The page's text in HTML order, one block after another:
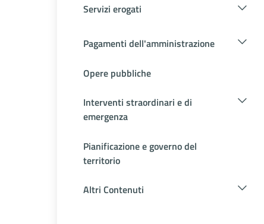
Servizi erogati
Pagamenti dell'amministrazione
Opere pubbliche
Interventi straordinari e di
emergenza
Pianificazione e governo del
territorio
Altri Contenuti